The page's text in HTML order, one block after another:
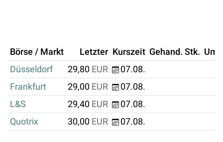
Börse / Markt Letzter Kurszeit Gehand. Stk.
Düsseldorf
29,80 EUR
07.08.
Frankfurt
29,00 EUR
07.08.
L&S
29,40 EUR
07.08.
Quotrix
30,00 EUR 07.08.